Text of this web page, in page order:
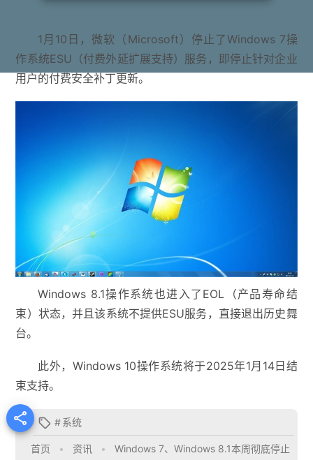
1月10日，微软（Microsoft）停止了Windows 7操
作系统ESU（付费外延扩展支持）服务，即停止针对企业
用户的付费安全补丁更新。
Windows 8.1操作系统也进入了EOL（产品寿命结
束）状态，并且该系统不提供ESU服务，直接退出历史舞
台。
此外，Windows 10操作系统将于2025年1月14日结
束支持。
  #系统
首页 • 资讯 •
Windows 7、Windows 8.1本周彻底停止